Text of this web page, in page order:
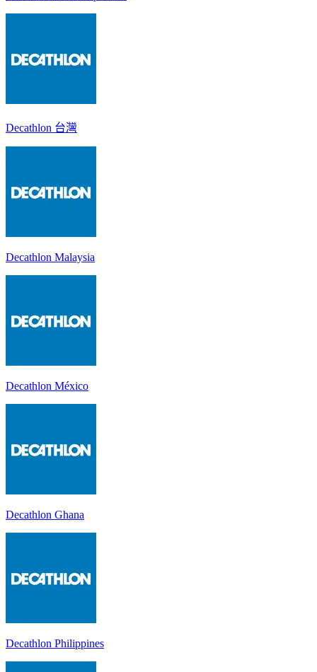
Decathlon 台灣
Decathlon Malaysia
Decathlon México
Decathlon Ghana
Decathlon Philippines